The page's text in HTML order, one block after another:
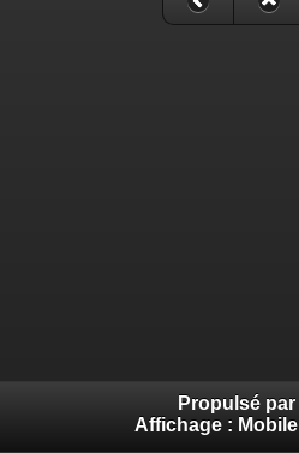
Propulsé par
Affichage : Mobile